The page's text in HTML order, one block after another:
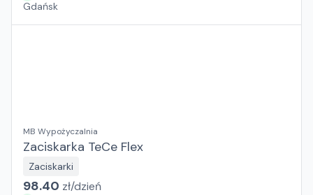
Gdańsk
MB Wypożyczalnia
Zaciskarka TeCe Flex
Zaciskarki
98.40 zł/dzień